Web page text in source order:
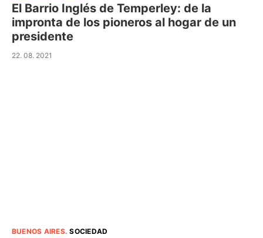
El Barrio Inglés de Temperley: de la
impronta de los pioneros al hogar de un
presidente
22. 08. 2021
BUENOS AIRES.SOCIEDAD